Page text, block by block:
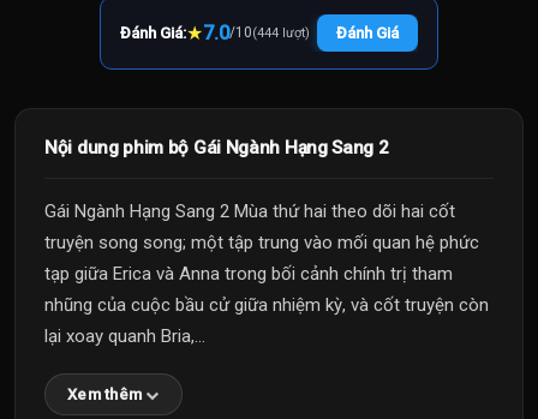
Đánh Giá:★7.0/10(444 lượt) Đánh Giá
Nội dung phim bộ Gái Ngành Hạng Sang 2
Gái Ngành Hạng Sang 2 Mùa thứ hai theo dõi hai cốt
truyện song song; một tập trung vào mối quan hệ phức
tạp giữa Erica và Anna trong bối cảnh chính trị tham
nhũng của cuộc bầu cử giữa nhiệm kỳ, và cốt truyện còn
lại xoay quanh Bria,...
Xem thêm